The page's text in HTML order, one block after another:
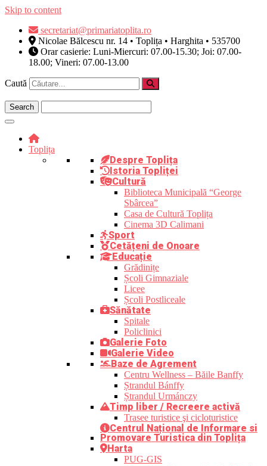
Skip to content
secretariat@primariatoplita.ro
Nicolae Bălcescu nr. 14 • Toplița • Harghita • 535700
Orar casierie: Luni-Miercuri: 07.00-15.30; Joi: 07.00-
18.00; Vineri: 07.00-13.00
Caută
Toplița
Despre Toplița
Istoria Topliței
Cultură
Biblioteca Municipală “George
Sbârcea”
Casa de Cultură Toplița
Cinema 3D Calimani
Sport
Cetățeni de Onoare
Educație
Grădinițe
Școli Gimnaziale
Licee
Școli Postliceale
Sănătate
Spitale
Policlinici
Galerie Foto
Galerie Video
Baze de Agrement
Centru Wellness – Băile Banffy
Ștrandul Bánffy
Ștrandul Urmánczy
Timp liber / Recreere activă
Trasee turistice şi cicloturistice
Centrul Național de Informare si
Promovare Turistica din Toplița
Harta
PUG-GIS